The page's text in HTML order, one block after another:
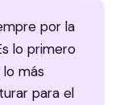
por la
lo primero
más
para el